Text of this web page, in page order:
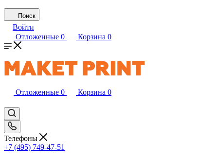
Поиск
Войти
Отложенные 0 Корзина 0
Отложенные 0 Корзина 0
Телефоны
+7 (495) 749-47-51